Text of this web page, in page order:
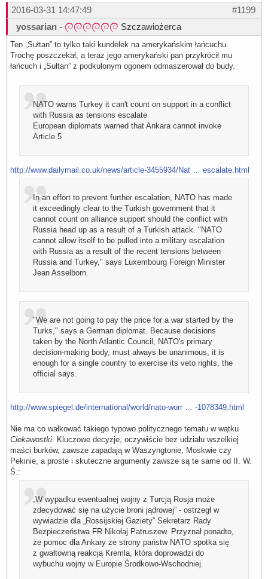
#1199
2016-03-31 14:47:49
yossarian - Szczawiożerca
Ten „Sułtan” to tylko taki kundelek na amerykańskim łańcuchu.
Trochę poszczekał, a teraz jego amerykański pan przykrócił mu
łańcuch i „Sułtan” z podkulonym ogonem odmaszerował do budy.
NATO warns Turkey it can't count on support in a conflict
with Russia as tensions escalate
European diplomats warned that Ankara cannot invoke
Article 5
http://www.dailymail.co.uk/news/article-3455934/Nat … escalate.html
In an effort to prevent further escalation, NATO has made
it exceedingly clear to the Turkish government that it
cannot count on alliance support should the conflict with
Russia head up as a result of a Turkish attack. "NATO
cannot allow itself to be pulled into a military escalation
with Russia as a result of the recent tensions between
Russia and Turkey," says Luxembourg Foreign Minister
Jean Asselborn.
"We are not going to pay the price for a war started by the
Turks," says a German diplomat. Because decisions
taken by the North Atlantic Council, NATO's primary
decision-making body, must always be unanimous, it is
enough for a single country to exercise its veto rights, the
official says.
http://www.spiegel.de/international/world/nato-worr … -1078349.html
Nie ma co wałkować takiego typowo politycznego tematu w wątku
Ciekawostki. Kluczowe decyzje, oczywiście bez udziału wszelkiej
maści burków, zawsze zapadają w Waszyngtonie, Moskwie czy
Pekinie, a proste i skuteczne argumenty zawsze są te same od II. W.
Ś.:
„W wypadku ewentualnej wojny z Turcją Rosja może
zdecydować się na użycie broni jądrowej” - ostrzegł w
wywiadzie dla „Rossijskiej Gaziety” Sekretarz Rady
Bezpieczeństwa FR Nikołaj Patruszew. Przyznał ponadto,
że pomoc dla Ankary ze strony państw NATO spotka się
z gwałtowną reakcją Kremla, która doprowadzi do
wybuchu wojny w Europie Środkowo-Wschodniej.